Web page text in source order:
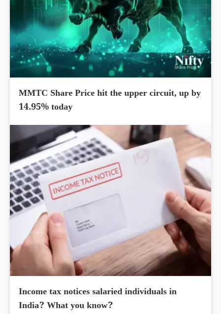
MMTC Share Price hit the upper circuit, up by
14.95% today
Income tax notices salaried individuals in
India? What you know?